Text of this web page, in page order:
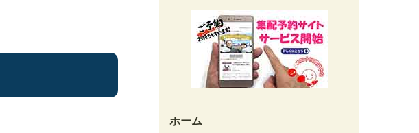
ホーム